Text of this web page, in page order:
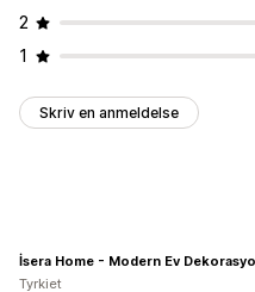
2
1
Skriv en anmeldelse
İsera Home - Modern Ev
Tyrkiet